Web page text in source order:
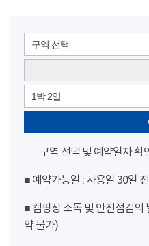
구역 선택
1박 2일
구역 선택 및 예약일자 확
■ 예약가능일 : 사용일 30일
■ 캠핑장 소독 및 안전점검의
약 불가)